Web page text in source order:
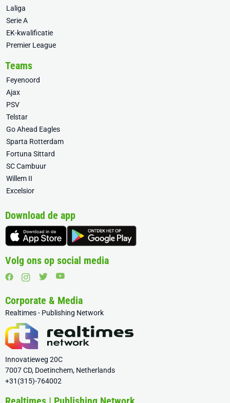
Laliga
Serie A
EK-kwalificatie
Premier League
Teams
Feyenoord
Ajax
PSV
Telstar
Go Ahead Eagles
Sparta Rotterdam
Fortuna Sittard
SC Cambuur
Willem II
Excelsior
Download de app
Volg ons op social media
Corporate & Media
Realtimes - Publishing Network
Innovatieweg 20C
7007 CD, Doetinchem, Netherlands
+31(315)-764002